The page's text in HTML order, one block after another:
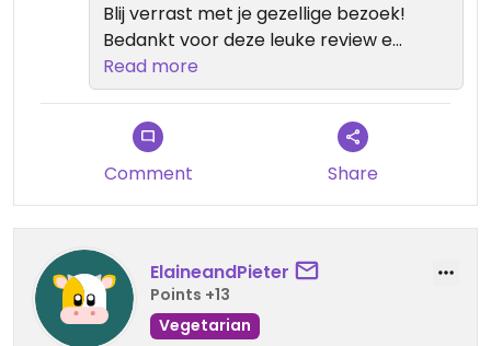
Blij verrast met je gezellige bezoek!
Bedankt voor deze leuke review en
hopelijk tot snel weer @ Verdeli!
Read more
Comment Share
ElaineandPieter
Points +13
Vegetarian